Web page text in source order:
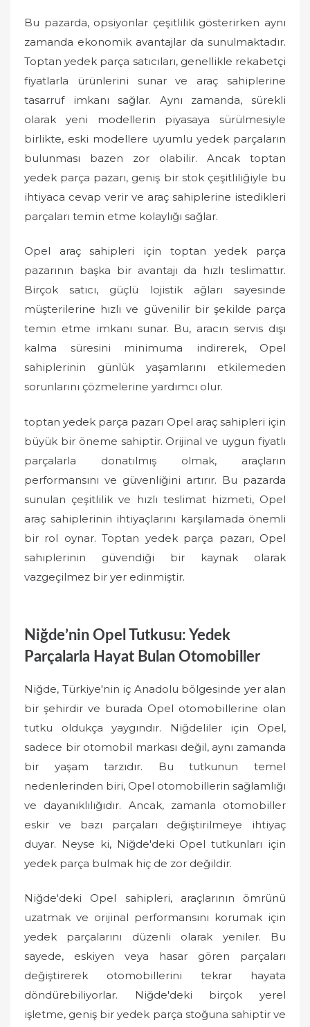
Bu pazarda, opsiyonlar çeşitlilik gösterirken aynı
zamanda ekonomik avantajlar da sunulmaktadır.
Toptan yedek parça satıcıları, genellikle rekabetçi
fiyatlarla ürünlerini sunar ve araç sahiplerine
tasarruf imkanı sağlar. Aynı zamanda, sürekli
olarak yeni modellerin piyasaya sürülmesiyle
birlikte, eski modellere uyumlu yedek parçaların
bulunması bazen zor olabilir. Ancak toptan
yedek parça pazarı, geniş bir stok çeşitliliğiyle bu
ihtiyaca cevap verir ve araç sahiplerine istedikleri
parçaları temin etme kolaylığı sağlar.
Opel araç sahipleri için toptan yedek parça
pazarının başka bir avantajı da hızlı teslimattır.
Birçok satıcı, güçlü lojistik ağları sayesinde
müşterilerine hızlı ve güvenilir bir şekilde parça
temin etme imkanı sunar. Bu, aracın servis dışı
kalma süresini minimuma indirerek, Opel
sahiplerinin günlük yaşamlarını etkilemeden
sorunlarını çözmelerine yardımcı olur.
toptan yedek parça pazarı Opel araç sahipleri için
büyük bir öneme sahiptir. Orijinal ve uygun fiyatlı
parçalarla donatılmış olmak, araçların
performansını ve güvenliğini artırır. Bu pazarda
sunulan çeşitlilik ve hızlı teslimat hizmeti, Opel
araç sahiplerinin ihtiyaçlarını karşılamada önemli
bir rol oynar. Toptan yedek parça pazarı, Opel
sahiplerinin güvendiği bir kaynak olarak
vazgeçilmez bir yer edinmiştir.
Niğde’nin Opel Tutkusu: Yedek
Parçalarla Hayat Bulan Otomobiller
Niğde, Türkiye'nin iç Anadolu bölgesinde yer alan
bir şehirdir ve burada Opel otomobillerine olan
tutku oldukça yaygındır. Niğdeliler için Opel,
sadece bir otomobil markası değil, aynı zamanda
bir yaşam tarzıdır. Bu tutkunun temel
nedenlerinden biri, Opel otomobillerin sağlamlığı
ve dayanıklılığıdır. Ancak, zamanla otomobiller
eskir ve bazı parçaları değiştirilmeye ihtiyaç
duyar. Neyse ki, Niğde'deki Opel tutkunları için
yedek parça bulmak hiç de zor değildir.
Niğde'deki Opel sahipleri, araçlarının ömrünü
uzatmak ve orijinal performansını korumak için
yedek parçalarını düzenli olarak yeniler. Bu
sayede, eskiyen veya hasar gören parçaları
değiştirerek otomobillerini tekrar hayata
döndürebiliyorlar. Niğde'deki birçok yerel
işletme, geniş bir yedek parça stoğuna sahiptir ve